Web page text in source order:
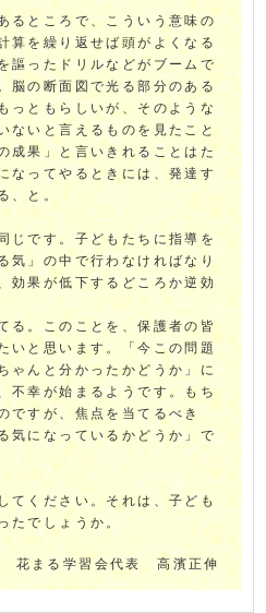
るところで、こういう意味の
算を繰り返せば頭がよくなる
謳ったドリルなどがブームで
脳の断面図で光る部分のある
っともらしいが、そのような
ないと言えるものを見たこと
成果」と言いきれることはた
なってやるときには、発達す
、と。
じです。子どもたちに指導を
気」の中で行わなければなり
効果が低下するどころか逆効
る。このことを、保護者の皆
いと思います。「今この問題
ゃんと分かったかどうか」に
不幸が始まるようです。もち
ですが、焦点を当てるべき
気になっているかどうか」で
てください。それは、子ども
たでしょうか。
花まる学習会代表 高濱正伸